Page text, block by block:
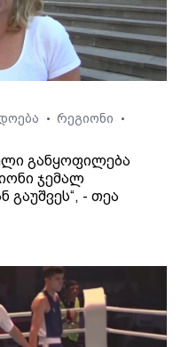
• რეგიონი •
განყოფილება
ჯემალ
- თეა